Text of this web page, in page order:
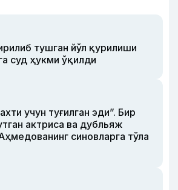
тушган йўл қурилиши
суд ҳукми ўқилди
учун туғилган эди”. Бир
актриса ва дубльяж
синовларга тўла